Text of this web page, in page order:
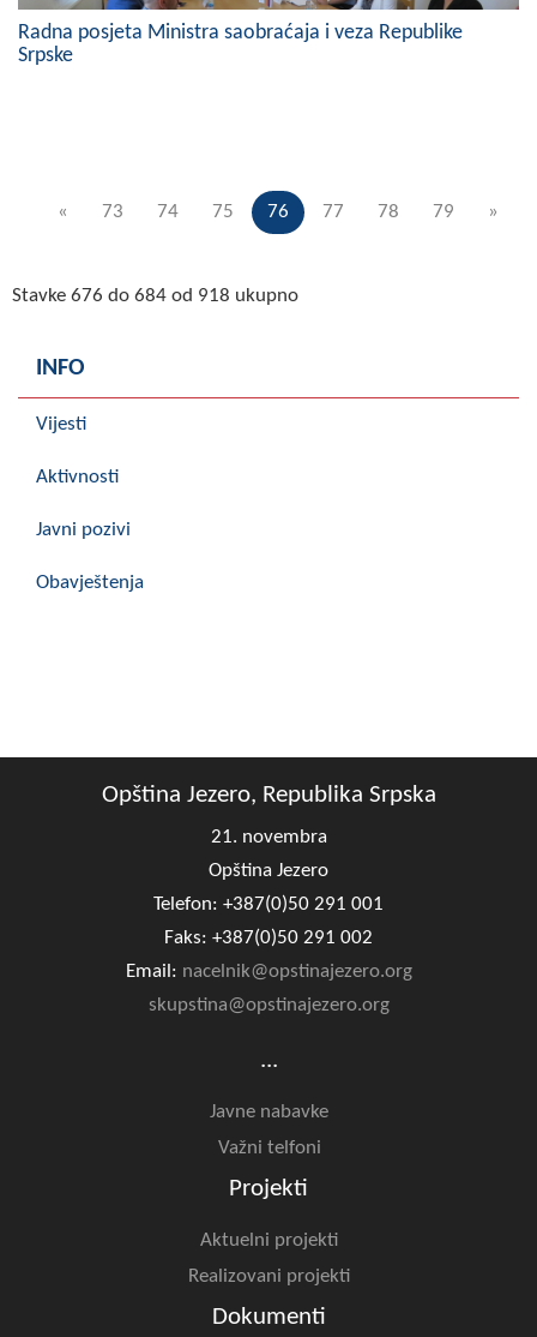
Radna posjeta Ministra saobraćaja i veza Republike
Srpske
« 73 74 75 76 77 78 79 »
Stavke 676 do 684 od 918 ukupno
INFO
Vijesti
Aktivnosti
Javni pozivi
Obavještenja
Opština Jezero, Republika Srpska
21. novembra
Opština Jezero
Telefon: +387(0)50 291 001
Faks: +387(0)50 291 002
Email: nacelnik@opstinajezero.org
skupstina@opstinajezero.org
...
Javne nabavke
Važni telfoni
Projekti
Aktuelni projekti
Realizovani projekti
Dokumenti